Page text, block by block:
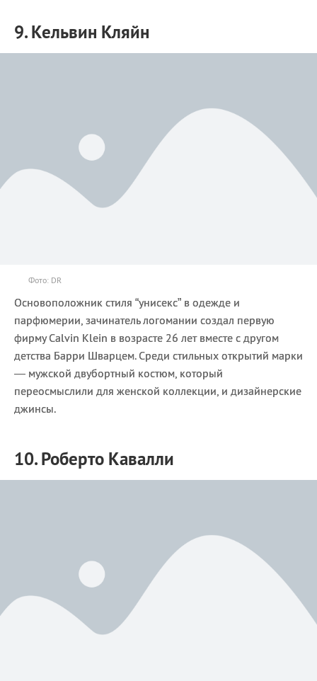
9. Кельвин Кляйн
Фото: DR
Основоположник стиля “унисекс” в одежде и
парфюмерии, зачинатель логомании создал первую
фирму Calvin Klein в возрасте 26 лет вместе с другом
детства Барри Шварцем. Среди стильных открытий марки
— мужской двубортный костюм, который
переосмыслили для женской коллекции, и дизайнерские
джинсы.
10. Роберто Кавалли